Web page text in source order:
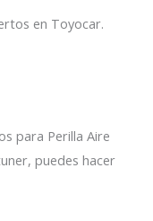
en Toyocar.
para Perilla Aire
puedes hacer